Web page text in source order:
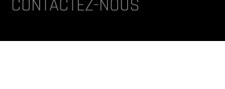
CONTACTEZ-NOUS